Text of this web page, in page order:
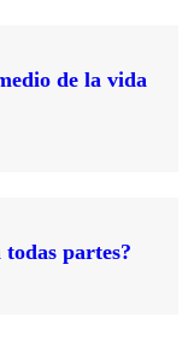
de la vida
partes?